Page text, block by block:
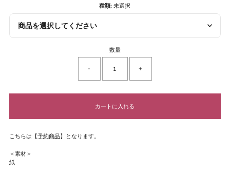
種類: 未選択
商品を選択してください
数量
- +
こちらは【予約商品】となります。
＜素材＞
紙